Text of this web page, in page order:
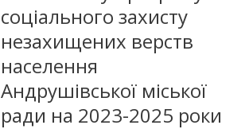
соціального захисту
незахищених верств
населення
Андрушівської міської
ради на 2023-2025 роки